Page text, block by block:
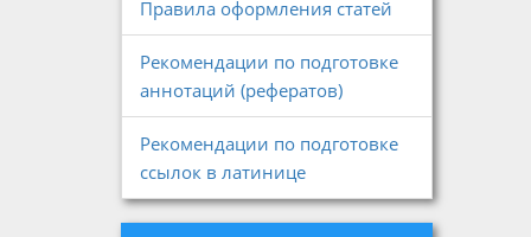
Правила оформления статей
Рекомендации по подготовке
аннотаций (рефератов)
Рекомендации по подготовке
ссылок в латинице